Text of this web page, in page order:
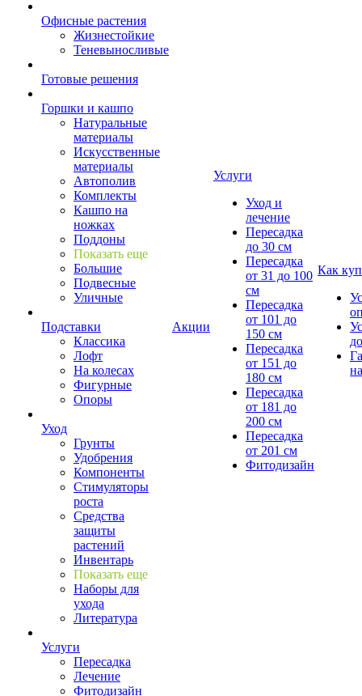
Офисные растения
Жизнестойкие
Теневыносливые
Готовые решения
Горшки и кашпо
Натуральные
материалы
Искусственные
материалы
Автополив
Комплекты
Кашпо на
ножках
Поддоны
Показать еще
Большие
Подвесные
Уличные
Подставки
Классика
Лофт
На колесах
Фигурные
Опоры
Уход
Грунты
Удобрения
Компоненты
Стимуляторы
роста
Средства
защиты
растений
Инвентарь
Показать еще
Наборы для
ухода
Литература
Услуги
Пересадка
Лечение
Фитодизайн
Акции
Услуги
Уход и
лечение
Пересадка
до 30 см
Пересадка
от 31 до 100
см
Пересадка
от 101 до
150 см
Пересадка
от 151 до
180 см
Пересадка
от 181 до
200 см
Пересадка
от 201 см
Фитодизайн
Как